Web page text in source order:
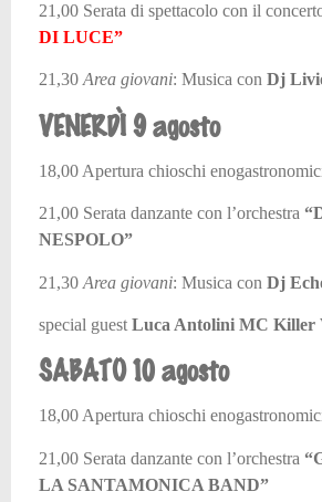
21,00 Serata di spettacolo con il
DI LUCE”
21,30Area giovani: Musica con Dj
VENERDÌ 9 agosto
18,00 Apertura chioschi
21,00 Serata danzante con l’orchestra
NESPOLO”
21,30 Area giovani: Musica con Dj
special guest Luca Antolini MC Killer
SABATO 10 agosto
18,00 Apertura chioschi
21,00 Serata danzante con l’orchestra
LA SANTAMONICA BAND”